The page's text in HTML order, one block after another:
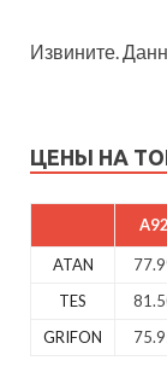
Извините.
ЦЕНЫ НА
A92
ATAN
TES
GRIFON